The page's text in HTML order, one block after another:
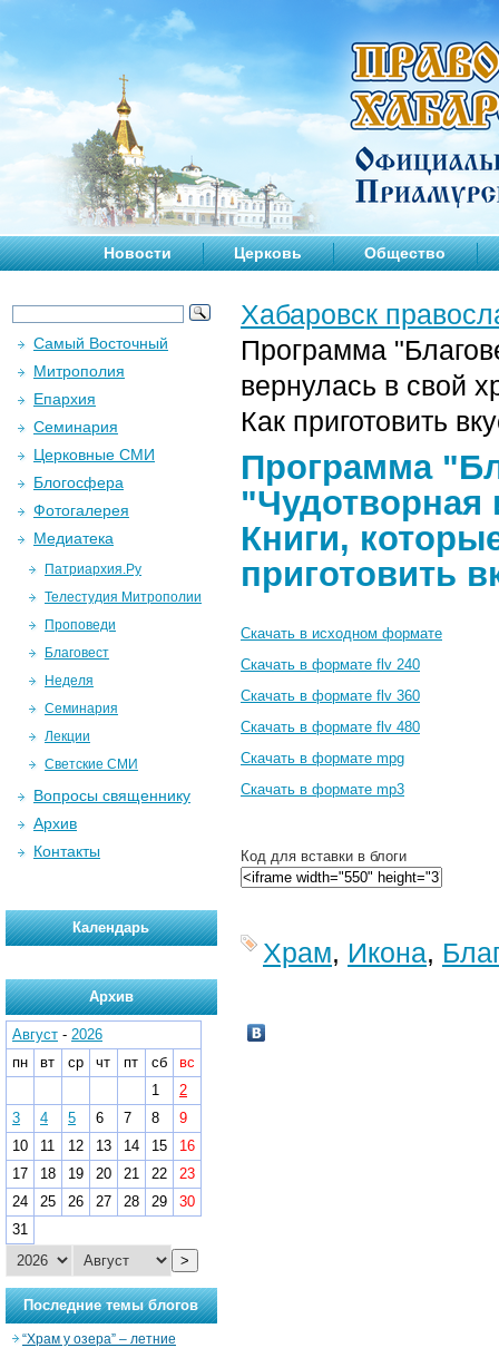
Новости Церковь Общество
Хабаровск
Программа
вернулась в свой
Как приготовить
Программа
"Чудотворная
Книги,
приготовить
Скачать в исходном формате
Скачать в формате flv 240
Скачать в формате flv 360
Скачать в формате flv 480
Скачать в формате mpg
Скачать в формате mp3
Код для вставки в блоги
Храм, Икона,
Самый Восточный
Митрополия
Епархия
Семинария
Церковные СМИ
Блогосфера
Фотогалерея
Медиатека
Патриархия.Ру
Телестудия Митрополии
Проповеди
Благовест
Неделя
Семинария
Лекции
Светские СМИ
Вопросы священнику
Архив
Контакты
Календарь
Архив
Август - 2026
пн
вт ср чт пт сб
вс
1
2
3
4 5 6 7 8
9
10
11 12 13 14 15
16
17
18 19 20 21 22
23
24
25 26 27 28 29
30
31
>
Последние темы блогов
“Храм у озера” – летние